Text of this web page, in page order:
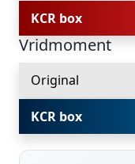
KCR box
Vridmoment
Original
KCR box